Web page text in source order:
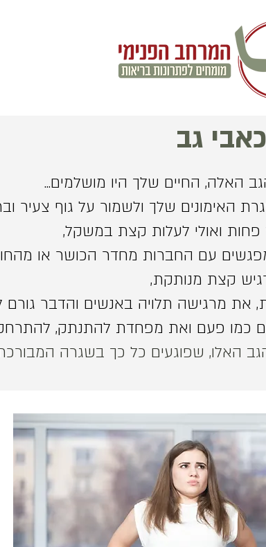
כאבי גב
האלה, החיים שלך היו מושלמים...
האימונים שלך ולשמור על גוף צעיר
פחות ואולי לעלות קצת במשקל,
עם החברות מחדר הכושר או
קצת מנותקת,
מרגישה תלויה באנשים והדבר גורם
כמו פעם ואת מפחדת להתנתק,
האלו, שפוגעים כל כך בשגרה